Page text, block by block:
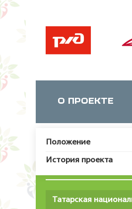
О ПРОЕКТЕ
Положение
История проекта
Татарская